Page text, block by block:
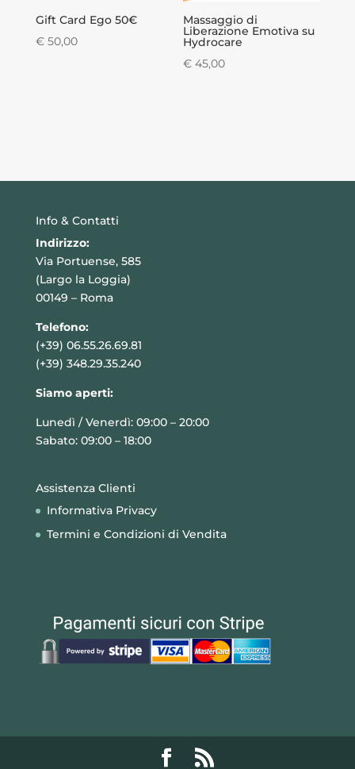
Gift Card Ego 50€
€50,00
Massaggio di
Liberazione Emotiva su
Hydrocare
€ 45,00
Info & Contatti
Indirizzo:
Via Portuense, 585
(Largo la Loggia)
00149 – Roma
Telefono:
(+39) 06.55.26.69.81
(+39) 348.29.35.240
Siamo aperti:
Lunedì / Venerdì: 09:00 – 20:00
Sabato: 09:00 – 18:00
Assistenza Clienti
Informativa Privacy
Termini e Condizioni di Vendita